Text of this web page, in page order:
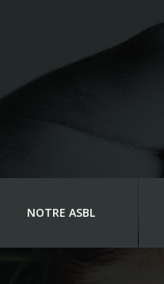
NOTRE ASBL